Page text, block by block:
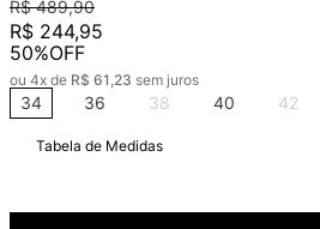
R$ 489,90
R$ 244,95
50%OFF
ou 4x de R$ 61 ,23 sem juros
34 36 38 40 42
Tabela de Medidas